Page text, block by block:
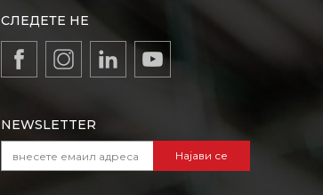
СЛЕДЕТЕ НЕ
NEWSLETTER
Најави се